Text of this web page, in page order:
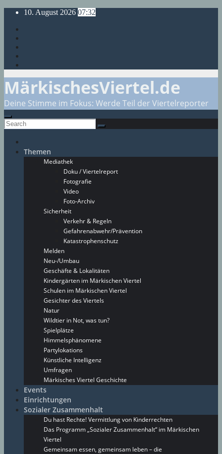
Skip
content
10. August 2026 07:32
MärkischesViertel.de
Deine Stimme im Fokus: Werde Teil der Viertelreporter
Themen
Mediathek
Doku / Viertelreport
Fotografie
Video
Foto-Archiv
Sicherheit
Verkehr & Regeln
Gefahrenabwehr/Prävention
Katastrophenschutz
Melden
Neu-/Umbau
Geschäfte & Lokalitäten
Kindergärten im Märkischen Viertel
Schulen im Märkischen Viertel
Gesichter des Viertels
Natur
Wildtier in Not, was tun?
Spielplätze
Himmelsphänomene
Partylokations
Künstliche Intelligenz
Umfragen
Märkisches Viertel Geschichte
Events
Einrichtungen
Sozialer Zusammenhalt
Du hast Rechte! Vermittlung von Kinderrechten
Das Programm „Sozialer Zusammenhalt“ im Märkischen
Viertel
Gemeinsam essen, gemeinsam leben – die